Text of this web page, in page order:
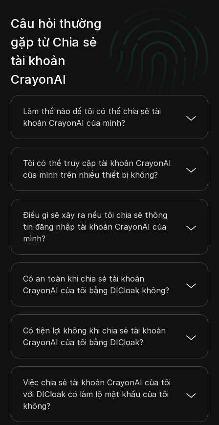
Câu hỏi thường
gặp từ Chia sẻ
tài khoản
CrayonAI
Làm thế nào để tôi có thể chia sẻ tài
khoản CrayonAI của mình?
Tôi có thể truy cập tài khoản CrayonAI
của mình trên nhiều thiết bị không?
Điều gì sẽ xảy ra nếu tôi chia sẻ thông
tin đăng nhập tài khoản CrayonAI của
mình?
Có an toàn khi chia sẻ tài khoản
CrayonAI của tôi bằng DICloak không?
Có tiện lợi không khi chia sẻ tài khoản
CrayonAI của tôi bằng DICloak?
Việc chia sẻ tài khoản CrayonAI của tôi
với DICloak có làm lộ mật khẩu của tôi
không?